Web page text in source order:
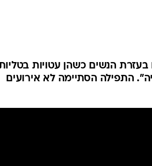
בעזרת הנשים כשהן עטויות
התפילה הסתיימה לא אירועים